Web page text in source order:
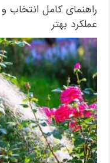
راهنمای کامل انتخاب
عملکرد بهتر